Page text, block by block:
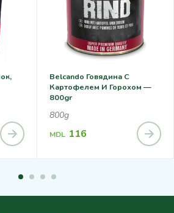
Belcando Говядина С
Картофелем И Горохом —
800gr
800g
MDL 116